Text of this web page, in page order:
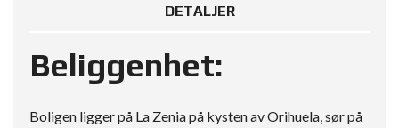
DETALJER
Beliggenhet:
Boligen ligger på La Zenia på kysten av Orihuela, sør på